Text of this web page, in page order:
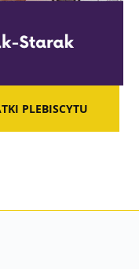
PLEBISCYTU